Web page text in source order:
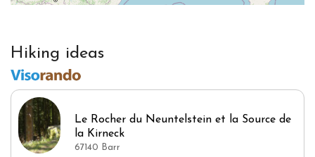
Hiking ideas
Le Rocher du Neuntelstein et la Source de
la Kirneck
67140 Barr